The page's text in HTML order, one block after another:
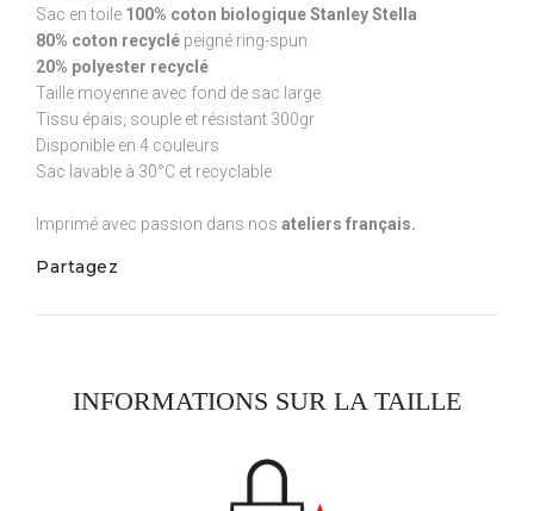
Sac en toile 100% coton biologique Stanley Stella
80% coton recyclé peigné ring-spun
20% polyester recyclé
Taille moyenne avec fond de sac large
Tissu épais, souple et résistant 300gr
Disponible en 4 couleurs
Sac lavable à 30°C et recyclable
Imprimé avec passion dans nos ateliers français.
Partagez
INFORMATIONS SUR LA TAILLE